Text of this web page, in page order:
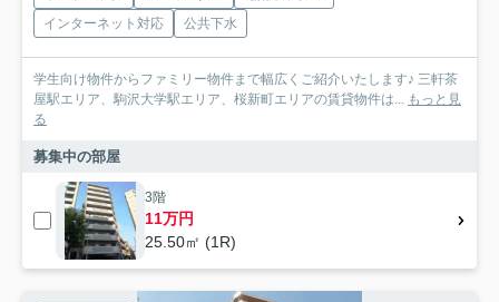
インターネット対応
公共下水
学生向け物件からファミリー物件まで幅広くご紹介いたします♪ 三軒茶
屋駅エリア、駒沢大学駅エリア、桜新町エリアの賃貸物件は... もっと見
る
募集中の部屋
3階
11万円
25.50㎡ (1R)